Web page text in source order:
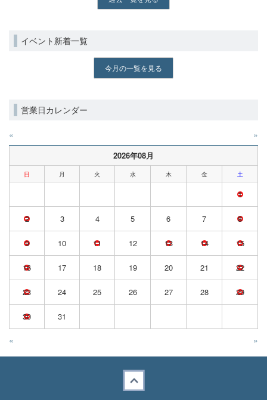
イベント新着一覧
今月の一覧を見る
営業日カレンダー
« »
2026年08月
日 月 火 水 木 金 土
1
2 3 4 5 6 7 8
9 10 11 12 13 14 15
16 17 18 19 20 21 22
23 24 25 26 27 28 29
30 31
« »